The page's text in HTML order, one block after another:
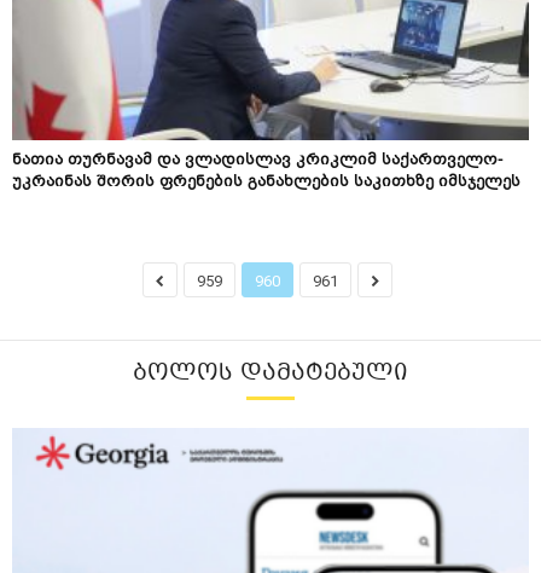
ნათია თურნავამ და ვლადისლავ კრიკლიმ საქართველო-
უკრაინას შორის ფრენების განახლების საკითხზე იმსჯელეს
959 960 961
ᲑᲝᲚᲝᲡ ᲓᲐᲛᲐᲢᲔᲑᲣᲚᲘ